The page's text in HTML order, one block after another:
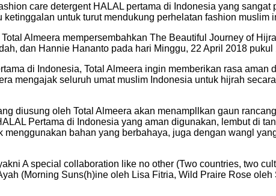
care detergent HALAL pertama di Indonesia yang
ketinggalan untuk turut mendukung perhelatan fashion
Almeera mempersembahkan The Beautiful Journey of
dan Hannie Hananto pada hari Minggu, 22 April 2018 pukul
di Indonesia, Total Almeera ingin memberikan rasa
mengajak seluruh umat muslim Indonesia untuk hijrah
diusung oleh Total Almeera akan menampllkan gaun
Pertama di Indonesia yang aman digunakan, lembut di
menggunakan bahan yang berbahaya, juga dengan wangl
A special collaboration like no other (Two countries, two
(Morning Suns(h)ine oleh Lisa Fitria, Wild Praire Rose